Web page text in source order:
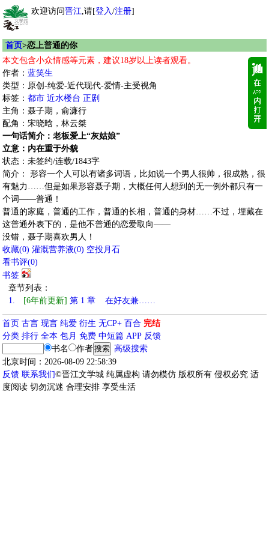
欢迎访问晋江,请[登入/注册]
首页>恋上普通的你
本文包含小众情感等元素，建议18岁以上读者观看。
作者： 蓝笑生
类型：原创-纯爱-近代现代-爱情-主受视角
标签： 都市 近水楼台 正剧
主角：聂子期，俞濂行
配角：宋晓晗，林云桀
一句话简介：老板爱上“灰姑娘”
立意：内在重于外貌
状态：未签约/连载/1843字
简介： 形容一个人可以有诸多词语，比如说一个男人很帅，很成熟，很
有魅力……但是如果形容聂子期，大概任何人想到的无一例外都只有一
个词——普通！
普通的家庭，普通的工作，普通的长相，普通的身材……不过，埋藏在
这普通外表下的，是他不普通的恋爱取向——
没错，聂子期喜欢男人！
收藏(0) 灌溉营养液(0) 空投月石
看书评(0)
书签
章节列表：
1.
[6年前更新] 第 1 章 在好友兼……
首页 古言 现言 纯爱 衍生 无CP+ 百合 完结
分类 排行 全本 包月 免费 中短篇 APP 反馈
书名
作者
高级搜索
北京时间：2026-08-09 22:58:39
反馈 联系我们©晋江文学城 纯属虚构 请勿模仿 版权所有 侵权必究 适
度阅读 切勿沉迷 合理安排 享受生活